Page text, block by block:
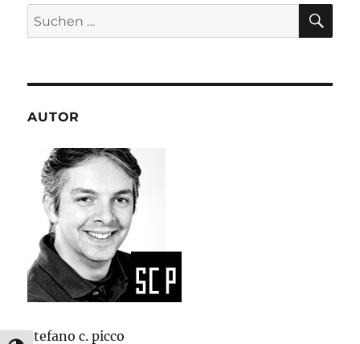
interpretiert
Suchen
nach:
AUTOR
stefano c. picco